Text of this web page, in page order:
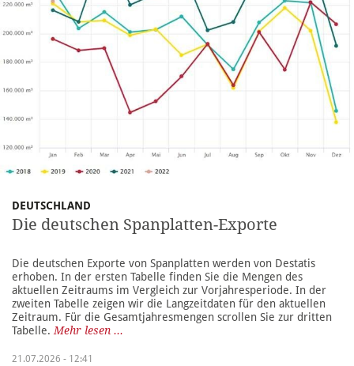
DEUTSCHLAND
Die deutschen Spanplatten-Exporte
Die deutschen Exporte von Spanplatten werden von Destatis
erhoben. In der ersten Tabelle finden Sie die Mengen des
aktuellen Zeitraums im Vergleich zur Vorjahresperiode. In der
zweiten Tabelle zeigen wir die Langzeitdaten für den aktuellen
Zeitraum. Für die Gesamtjahresmengen scrollen Sie zur dritten
Tabelle. Mehr lesen ...
21.07.2026 - 12:41